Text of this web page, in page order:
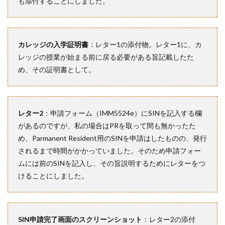
カレッジの入学証明書 ：レター1の添付物。レター1に、カ
レッジの授業が始まる前に戻る必要がある旨記載したた
め、その証明書として。
レター2 ：申請フォーム（IMM5524e）にSINを記入する欄
があるのですが、私の場合はPRを取って間も無かったた
め、Parmanent Resident用のSINを申請はしたものの、発行
されるまで時間がかかっていました。そのため申請フォー
ムには前のSINを記入し、その旨説明するためにレターをつ
けることにしました。
SIN申請完了画面のスクリーンショット ：レター2の添付